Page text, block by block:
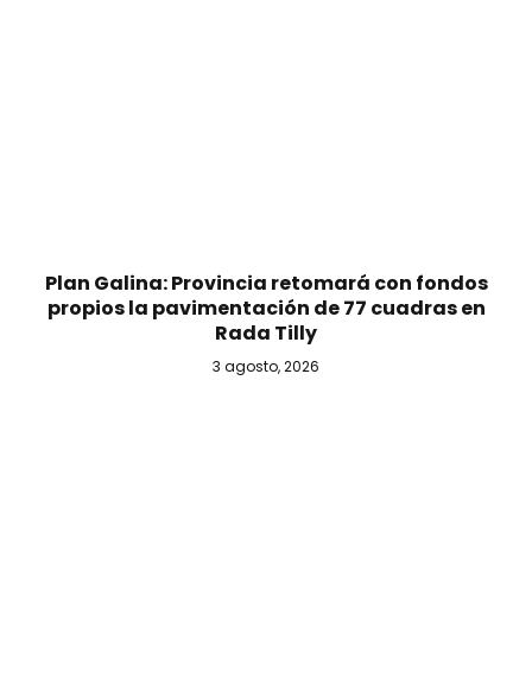
Plan Galina: Provincia retomará con fondos
propios la pavimentación de 77 cuadras en
Rada Tilly
3 agosto, 2026